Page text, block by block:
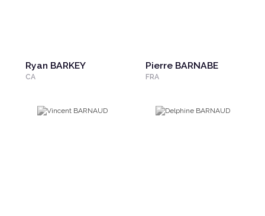
Ryan BARKEY
CA
Pierre BARNABE
FRA